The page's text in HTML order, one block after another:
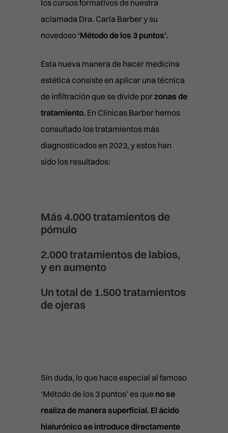
los cursos formativos de nuestra
aclamada Dra. Carla Barber y su
novedoso ‘Método de los 3 puntos’.
Esta nueva manera de hacer medicina
estética consiste en aplicar una técnica
de infiltración que se divide porzonas de
tratamiento. En Clínicas Barber hemos
consultado los tratamientos más
diagnosticados en 2023, y estos han
sido los resultados:
Más 4.000 tratamientos de
pómulo
2.000 tratamientos de labios,
y en aumento
Un total de 1.500 tratamientos
de ojeras
Sin duda, lo que hace especial al famoso
‘Método de los 3 puntos’ es que no se
realiza de manera superficial. El ácido
hialurónico se introduce directamente